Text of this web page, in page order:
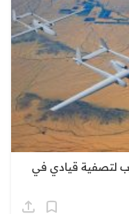
لتصفية قيادي في